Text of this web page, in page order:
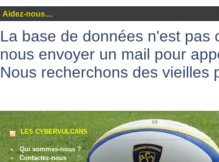
Aidez-nous....
La base de données n'est
nous envoyer un mail pour
Nous recherchons des vieilles
LES CYBERVULCANS
Qui sommes-nous ?
Contactez-nous